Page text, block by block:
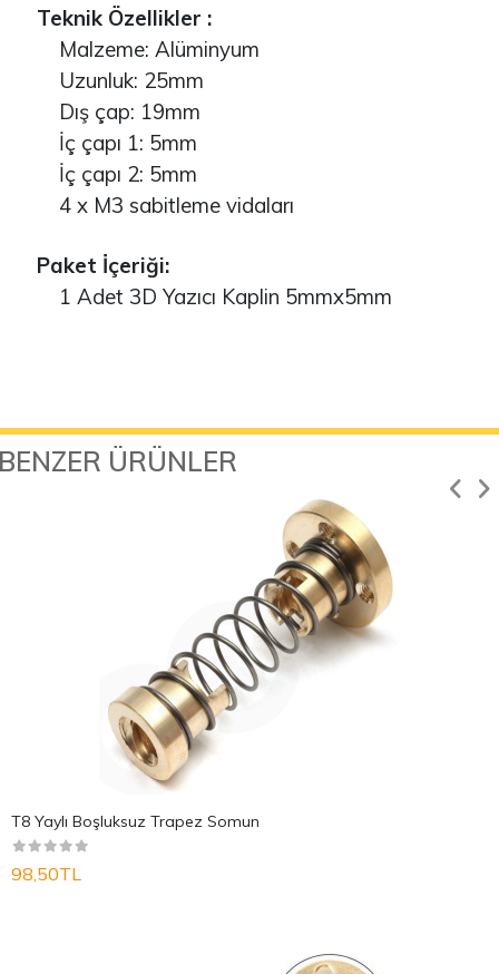
Teknik Özellikler :
Malzeme: Alüminyum
Uzunluk: 25mm
Dış çap: 19mm
İç çapı 1: 5mm
İç çapı 2: 5mm
4 x M3 sabitleme vidaları
Paket İçeriği:
1 Adet 3D Yazıcı Kaplin 5mmx5mm
ÜRÜNLER
T8 Yaylı Boşluksuz Trapez Somun
98,50TL